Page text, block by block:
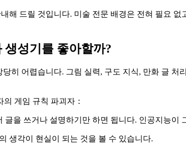
해 드릴 것입니다. 미술 전문 배경은 전혀 필요
생성기를 좋아할까?
히 어렵습니다. 그림 실력, 구도 지식, 만화 글 처
의 게임 규칙 파괴자：
글을 쓰거나 설명하기만 하면 됩니다. 인공지능이
생각이 현실이 되는 것을 볼 수 있습니다.